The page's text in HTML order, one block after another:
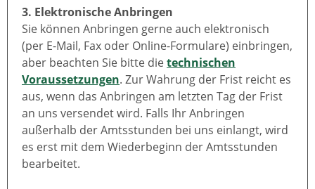
3. Elektronische Anbringen
Sie können Anbringen gerne auch elektronisch
(per E-Mail, Fax oder Online-Formulare) einbringen,
aber beachten Sie bitte dietechnischen
Voraussetzungen. Zur Wahrung der Frist reicht es
aus, wenn das Anbringen am letzten Tag der Frist
an uns versendet wird. Falls Ihr Anbringen
außerhalb der Amtsstunden bei uns einlangt, wird
es erst mit dem Wiederbeginn der Amtsstunden
bearbeitet.